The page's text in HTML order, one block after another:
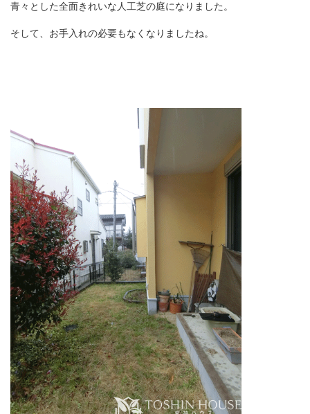
青々とした全面きれいな人工芝の庭になりました。
そして、お手入れの必要もなくなりましたね。